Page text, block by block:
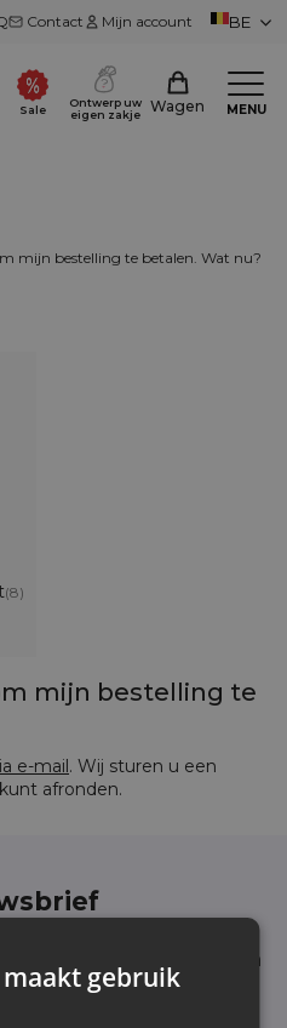
Contact Mijn account BE
Sale
Ontwerp uw
eigen zakje
Wagen MENU
mijn bestelling te betalen. Wat nu?
(8)
mijn bestelling te
e-mail. Wij sturen u een
afronden.
nieuws en aanbiedingen
nieuws - zonder
regelmatig bij ons!
maakt gebruik